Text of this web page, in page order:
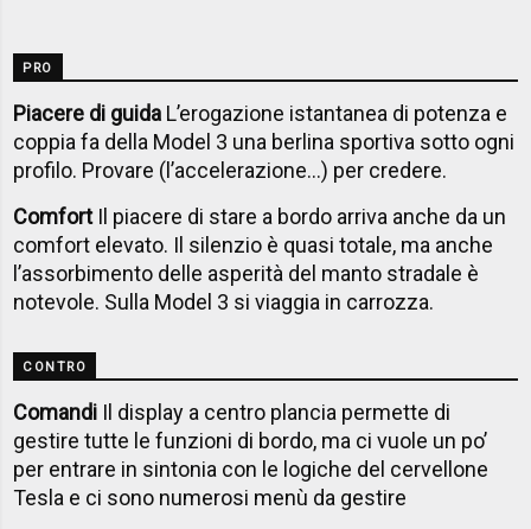
PRO
Piacere di guida L’erogazione istantanea di potenza e
coppia fa della Model 3 una berlina sportiva sotto ogni
profilo. Provare (l’accelerazione…) per credere.
ComfortIl piacere di stare a bordo arriva anche da un
comfort elevato. Il silenzio è quasi totale, ma anche
l’assorbimento delle asperità del manto stradale è
notevole. Sulla Model 3 si viaggia in carrozza.
CONTRO
Comandi Il display a centro plancia permette di
gestire tutte le funzioni di bordo, ma ci vuole un po’
per entrare in sintonia con le logiche del cervellone
Tesla e ci sono numerosi menù da gestire